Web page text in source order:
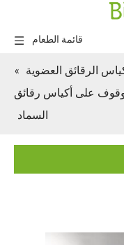
قائمة الطعام
الرقائق العضوية
»
على أكياس رقائق
السماد